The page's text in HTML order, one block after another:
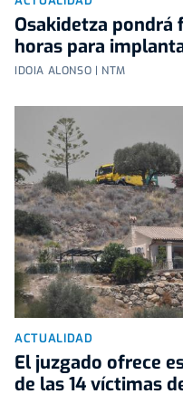
Osakidetza pondrá
horas para
IDOIA ALONSO | NTM
ACTUALIDAD
El juzgado ofrece
de las 14 víctimas